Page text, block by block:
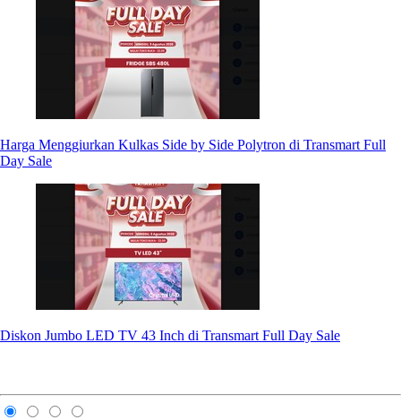
Harga Menggiurkan Kulkas Side by Side Polytron di Transmart Full
Day Sale
Diskon Jumbo LED TV 43 Inch di Transmart Full Day Sale